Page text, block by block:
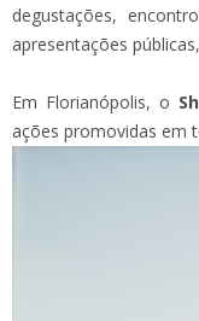
degustações,
apresentações
Em Florianópolis, o
ações promovidas em